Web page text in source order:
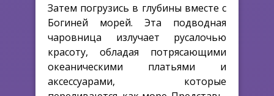
Затем погрузись в глубины вместе с
Богиней морей. Эта подводная
чаровница излучает русалочью
красоту, обладая потрясающими
океаническими платьями и
аксессуарами, которые